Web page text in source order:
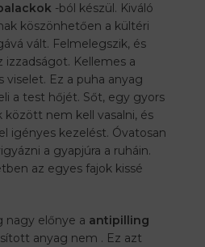
-ból készül. Kiváló
köszönhetően a kültéri
vált. Felmelegszik, és
Kellemes a
viselet. Ez a puha anyag
a test hőjét. Sőt, egy gyors
között nem kell vasalni, és
igényes kezelést. Óvatosan
a gyapjúra a ruháin.
az egyes fajok kissé
nagy előnye a antipilling
anyag nem . Ez azt